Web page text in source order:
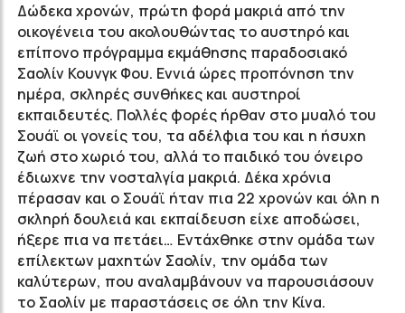
Δώδεκα χρονών, πρώτη φορά μακριά από την
οικογένεια του ακολουθώντας το αυστηρό και
επίπονο πρόγραμμα εκμάθησης παραδοσιακό
Σαολίν Κουνγκ Φου. Εννιά ώρες προπόνηση την
ημέρα, σκληρές συνθήκες και αυστηροί
εκπαιδευτές. Πολλές φορές ήρθαν στο μυαλό του
Σουάϊ οι γονείς του, τα αδέλφια του και η ήσυχη
ζωή στο χωριό του, αλλά το παιδικό του όνειρο
έδιωχνε την νοσταλγία μακριά. Δέκα χρόνια
πέρασαν και ο Σουάϊ ήταν πια 22 χρονών και όλη η
σκληρή δουλειά και εκπαίδευση είχε αποδώσει,
ήξερε πια να πετάει… Εντάχθηκε στην ομάδα των
επίλεκτων μαχητών Σαολίν, την ομάδα των
καλύτερων, που αναλαμβάνουν να παρουσιάσουν
το Σαολίν με παραστάσεις σε όλη την Κίνα.